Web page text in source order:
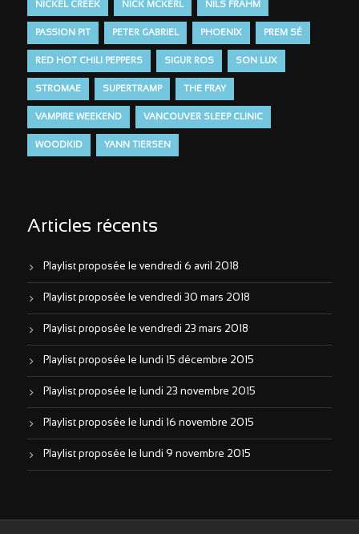
NICKEL CREEK NICK MCKERL NILS FRAHM
PASSION PIT PETER GABRIEL PHOENIX PREM SÉ
RED HOT CHILI PEPPERS SIGUR ROS SON LUX
STROMAE SUPERTRAMP THE FRAY
VAMPIRE WEEKEND VANCOUVER SLEEP CLINIC
WOODKID YANN TIERSEN
Articles récents
Playlist proposée le vendredi 6 avril 2018
Playlist proposée le vendredi 30 mars 2018
Playlist proposée le vendredi 23 mars 2018
Playlist proposée le lundi 15 décembre 2015
Playlist proposée le lundi 23 novembre 2015
Playlist proposée le lundi 16 novembre 2015
Playlist proposée le lundi 9 novembre 2015